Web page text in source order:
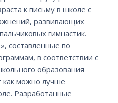
к письму в школе с
развивающих
гимнастик.
составленные по
в соответствии с
образования
как можно лучше
Разработанные